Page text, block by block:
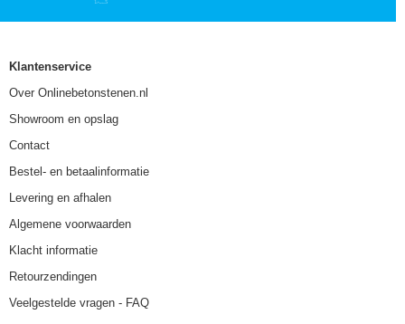
Klantenservice
Over Onlinebetonstenen.nl
Showroom en opslag
Contact
Bestel- en betaalinformatie
Levering en afhalen
Algemene voorwaarden
Klacht informatie
Retourzendingen
Veelgestelde vragen - FAQ